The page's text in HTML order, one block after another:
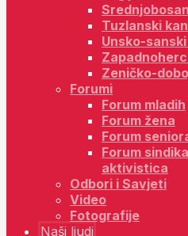
Tuzlanski
Unsko-
Zeničko-
Forumi
Forum mladih
Forum žena
Forum
Forum
aktivistica
Odbori i Savjeti
Video
Fotografije
Naši ljudi